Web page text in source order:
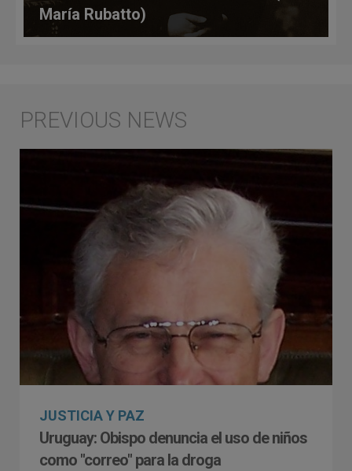
María Rubatto)
JUSTICIA Y PAZ
Uruguay: Obispo denuncia el uso de niños
como "correo" para la droga